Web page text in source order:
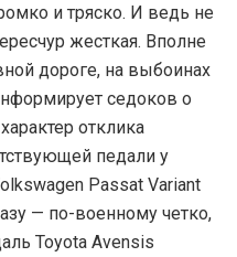
и тряско. И ведь не
жесткая. Вполне
дороге, на выбоинах
седоков о
отклика
педали у
Passat Variant
— по-военному четко,
Toyota Avensis